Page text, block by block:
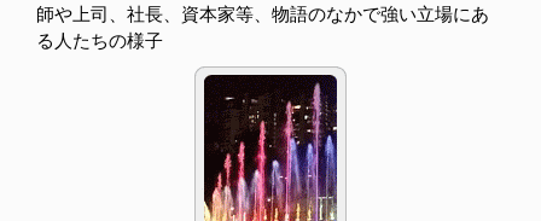
師や上司、社長、資本家等、物語のなかで強い立場にあ
る人たちの様子